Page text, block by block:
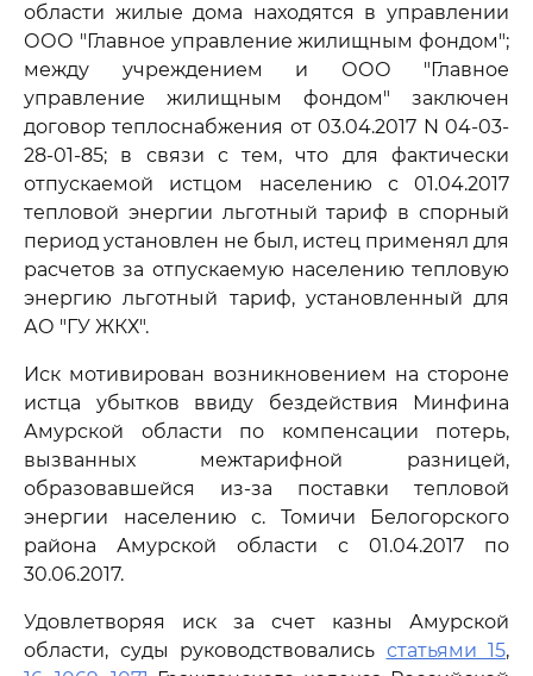
области жилые дома находятся в управлении
ООО "Главное управление жилищным фондом";
между учреждением и ООО "Главное
управление жилищным фондом" заключен
договор теплоснабжения от 03.04.2017 N 04-03-
28-01-85; в связи с тем, что для фактически
отпускаемой истцом населению с 01.04.2017
тепловой энергии льготный тариф в спорный
период установлен не был, истец применял для
расчетов за отпускаемую населению тепловую
энергию льготный тариф, установленный для
АО "ГУ ЖКХ".
Иск мотивирован возникновением на стороне
истца убытков ввиду бездействия Минфина
Амурской области по компенсации потерь,
вызванных межтарифной разницей,
образовавшейся из-за поставки тепловой
энергии населению с. Томичи Белогорского
района Амурской области с 01.04.2017 по
30.06.2017.
Удовлетворяя иск за счет казны Амурской
области, суды руководствовались статьями 15,